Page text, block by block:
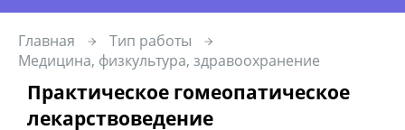
Главная
Тип работы
Медицина, физкультура, здравоохранение
Практическое гомеопатическое
лекарствоведение